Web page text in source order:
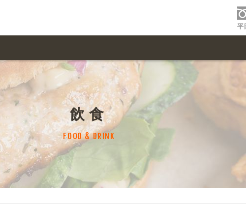
平
住まい・暮らし
地域・観光
節 不動産・建築
教養 娯楽
トップ
一覧
品注文方法
料金一覧
お届け納期と配送方法
お支払方法
トップ オリジナルオーダー制作事例
飲食
FOOD & DRINK